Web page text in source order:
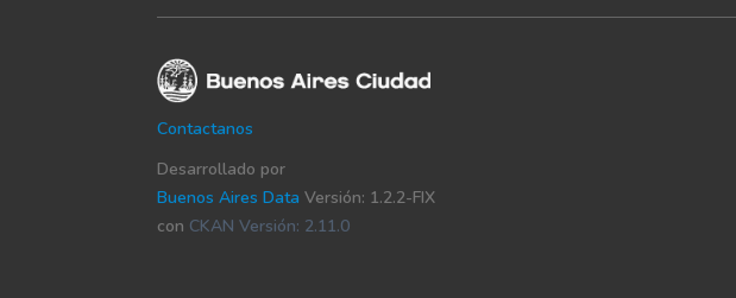
Contactanos
Desarrollado por
Buenos Aires Data Versión: 1.2.2-FIX
con CKAN Versión: 2.11.0